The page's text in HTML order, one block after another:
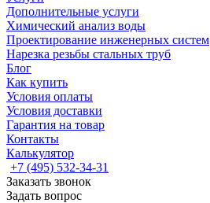
Дополнительные услуги
Химический анализ воды
Проектирование инженерных систем
Нарезка резьбы стальных труб
Блог
Как купить
Условия оплаты
Условия доставки
Гарантия на товар
Контакты
Калькулятор
+7 (495) 532‑34‑31
Заказать звонок
Задать вопрос